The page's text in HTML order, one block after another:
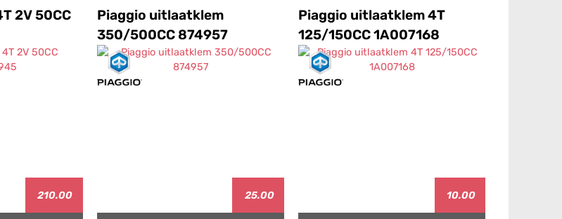
2V 50CC
210.00
Piaggio uitlaatklem
350/500CC 874957
25.00
Piaggio uitlaatklem 4T
125/150CC 1A007168
10.00